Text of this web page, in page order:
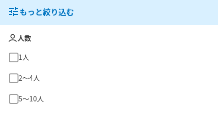
もっと絞り込む
人数
1人
2〜4人
5〜10人